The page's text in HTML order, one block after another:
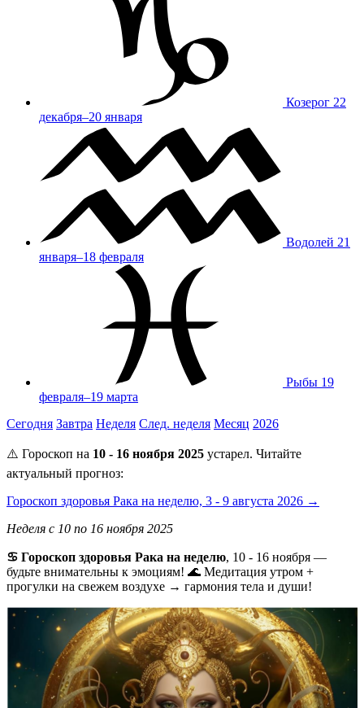
Козерог 22
декабря–20 января
Водолей 21
января–18 февраля
Рыбы 19
февраля–19 марта
Сегодня Завтра Неделя След. неделя Месяц 2026
⚠️ Гороскоп на 10 - 16 ноября 2025 устарел. Читайте
актуальный прогноз:
Гороскоп здоровья Рака на неделю, 3 - 9 августа 2026 →
Неделя с 10 по 16 ноября 2025
♋ Гороскоп здоровья Рака на неделю, 10 - 16 ноября —
будьте внимательны к эмоциям! 🌊 Медитация утром +
прогулки на свежем воздухе → гармония тела и души!